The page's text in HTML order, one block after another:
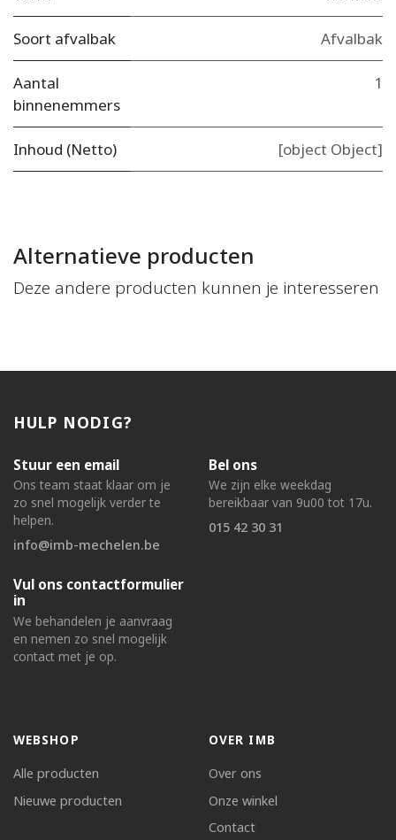
Soort afvalbak Afvalbak
Aantal
binnenemmers
1
Inhoud (Netto) [object Object]
Alternatieve producten
Deze andere producten kunnen je interesseren
HULP NODIG?
Stuur een email
Ons team staat klaar om je
zo snel mogelijk verder te
helpen.
info@imb-mechelen.be
Bel ons
We zijn elke weekdag
bereikbaar van 9u00 tot 17u.
015 42 30 31
Vul ons contactformulier
in
We behandelen je aanvraag
en nemen zo snel mogelijk
contact met je op.
WEBSHOP
Alle producten
Nieuwe producten
OVER IMB
Over ons
Onze winkel
Contact